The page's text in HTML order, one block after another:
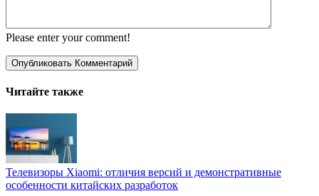
Please enter your comment!
Читайте также
Телевизоры Xiaomi: отличия версий и демонстративные
особенности китайских разработок